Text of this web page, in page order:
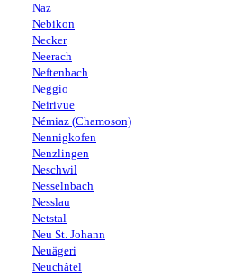
Naz
Nebikon
Necker
Neerach
Neftenbach
Neggio
Neirivue
Némiaz (Chamoson)
Nennigkofen
Nenzlingen
Neschwil
Nesselnbach
Nesslau
Netstal
Neu St. Johann
Neuägeri
Neuchâtel